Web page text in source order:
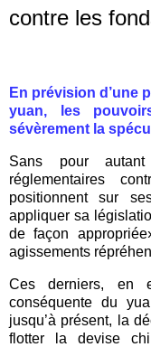
contre les
En prévision d’une
yuan, les
sévèrement la
Sans pour
réglementaires
positionnent sur
appliquer sa
de façon
agissements
Ces derniers, en
conséquente du
jusqu’à présent, la
flotter la devise